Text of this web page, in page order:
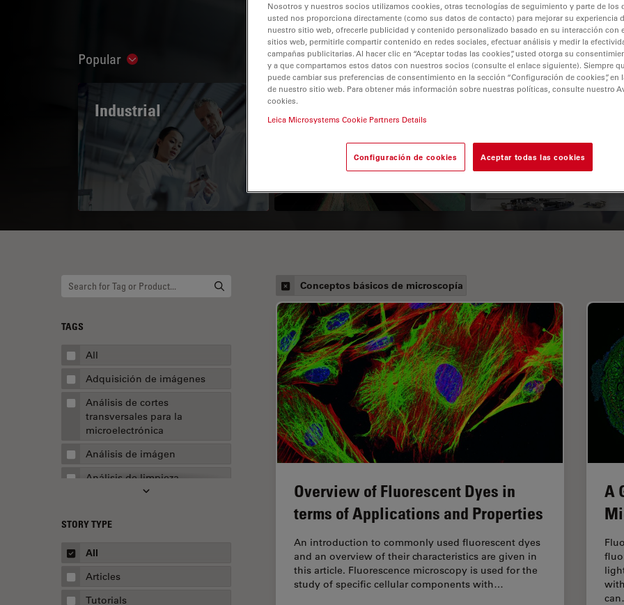
Popular Show subnavigation
Industrial
The Polarization
Microscopy Principle
Selecting a Stereo
Microscope
TAGS
All
Adquisición de imágenes
Análisis de cortes
transversales para la
microelectrónica
Análisis de imágen
Análisis de limpieza
Apertura numérica
AR Surgery
Automoción y transporte
Biofarmacia
STORY TYPE
All
Articles
Tutorials
Conceptos básicos de microscopía
Overview of Fluorescent Dyes in
terms of Applications and Properties
An introduction to commonly used fluorescent dyes
and an overview of their characteristics are given in
this article. Fluorescence microscopy is used for the
study of specific cellular components with…
A
Nosotros y nuestros socios utilizamos cookies, otras tecnologías de seguimiento y parte de los
usted nos proporciona directamente (como sus datos de contacto) para mejorar su experiencia
nuestro sitio web, ofrecerle publicidad y contenido personalizado basado en su interacción con
sitios web, permitirle compartir contenido en redes sociales, efectuar análisis y medir la
campañas publicitarias. Al hacer clic en “Aceptar todas las cookies”, usted otorga su
y a que compartamos estos datos con nuestros socios (consulte el enlace siguiente). Siempre
puede cambiar sus preferencias de consentimiento en la sección “Configuración de cookies”, en
de nuestro sitio web. Para obtener más información sobre nuestras políticas, consulte nuestro
cookies.
Leica Microsystems Cookie Partners Details
Configuración de cookies Aceptar todas las cookies